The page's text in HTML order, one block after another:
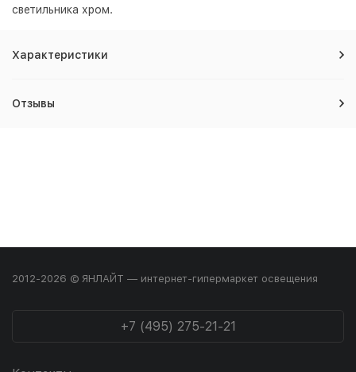
светильника хром.
Характеристики
Отзывы
2012-2026 © ЯНЛАЙТ — интернет-гипермаркет освещения
+7 (495) 275-21-21